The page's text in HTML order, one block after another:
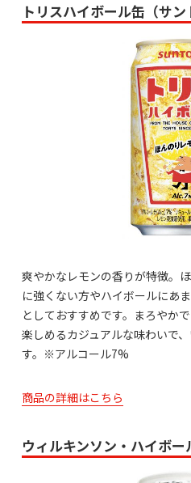
トリスハイボール缶（サン
爽やかなレモンの香りが特徴。
に強くない方やハイボールにあ
としておすすめです。まろやか
楽しめるカジュアルな味わいで
す。※アルコール7%
商品の詳細はこちら
ウィルキンソン・ハイボー